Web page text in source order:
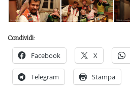
Condividi:
Facebook X
Telegram Stampa